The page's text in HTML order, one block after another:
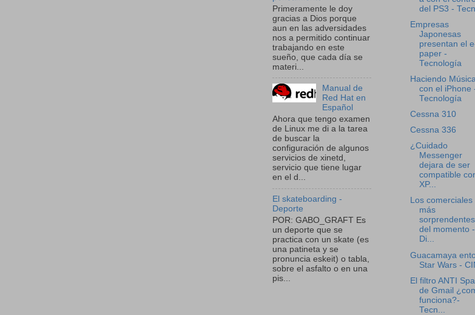
Primeramente le doy
gracias a Dios porque
aun en las adversidades
nos a permitido continuar
trabajando en este
sueño, que cada día se
materi...
Manual de
Red Hat en
Español
Ahora que tengo examen
de Linux me di a la tarea
de buscar la
configuración de algunos
servicios de xinetd,
servicio que tiene lugar
en el d...
El skateboarding -
Deporte
POR: GABO_GRAFT Es
un deporte que se
practica con un skate (es
una patineta y se
pronuncia eskeit) o tabla,
sobre el asfalto o en una
pis...
del PS3 -
Empresas
Japonesas
presentan el
paper -
Tecnología
Haciendo
con el iPhone
Tecnología
Cessna 310
Cessna 336
¿Cuidado
Messenger
dejara de ser
compatible
XP...
Los comerciales
más
sorprendentes
del momento -
Di...
Guacamaya
Star Wars -
El filtro ANTI
de Gmail
funciona?-
Tecn...